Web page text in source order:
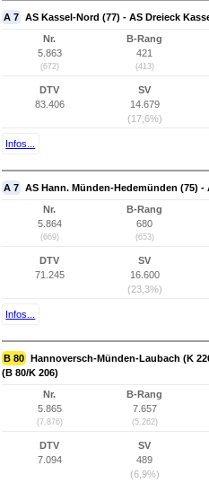
A 7 AS Kassel-Nord (77) - AS Dreieck
Nr.
5.863
(672)
B-Rang
421
(413)
DTV
83.406
SV
14.679
(17,6%)
Infos...
A 7 AS Hann. Münden-Hedemünden (75)
Nr.
5.864
(669)
B-Rang
680
(653)
DTV
71.245
SV
16.600
(23,3%)
Infos...
B 80 Hannoversch-Münden-Laubach (K
(B 80/K 206)
Nr.
5.865
(7.876)
B-Rang
7.657
(5.262)
DTV
7.094
SV
489
(6,9%)